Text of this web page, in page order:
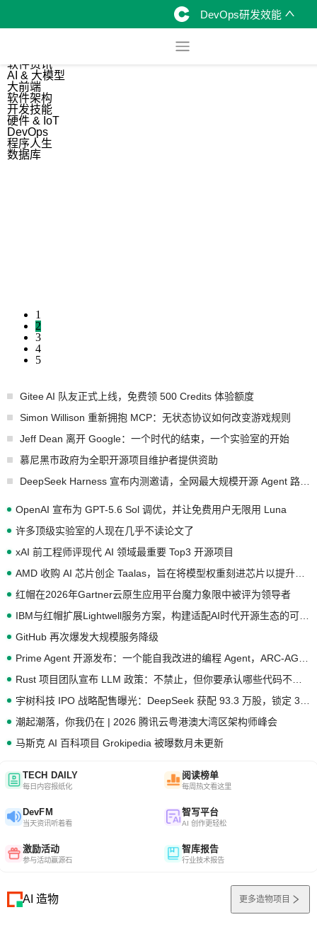
DevOps研发效能
软件资讯
AI & 大模型
大前端
软件架构
开发技能
硬件 & IoT
DevOps
程序人生
数据库
1
2
3
4
5
Gitee AI 队友正式上线，免费领 500 Credits 体验额度
Simon Willison 重新拥抱 MCP：无状态协议如何改变游戏规则
Jeff Dean 离开 Google：一个时代的结束，一个实验室的开始
慕尼黑市政府为全职开源项目维护者提供资助
OpenAI 宣布为 GPT-5.6 Sol 调优，并让免费用户无限用 Luna
许多顶级实验室的人现在几乎不读论文了
xAI 前工程师评现代 AI 领域最重要 Top3 开源项目
红帽在2026年Gartner云原生应用平台魔力象限中被评为领导者
GitHub 再次爆发大规模服务降级
潮起潮落，你我仍在 | 2026 腾讯云粤港澳大湾区架构师峰会
马斯克 AI 百科项目 Grokipedia 被曝数月未更新
TECH DAILY
每日内容报纸化
阅读榜单
每周热文看这里
DevFM
当天资讯听着看
智写平台
AI 创作更轻松
激励活动
参与活动赢源石
智库报告
行业技术报告
AI 造物 更多造物项目